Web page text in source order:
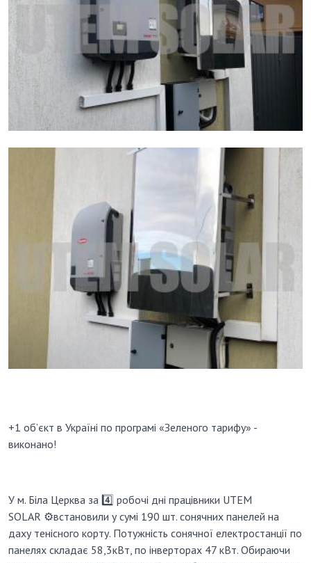
+1 об’єкт в Україні по програмі «Зеленого тарифу» -
виконано!
У м. Біла Церква за 4️⃣ робочі дні працівники UTEM
SOLAR ⚙️встановили у сумі 190 шт. сонячних панелей на
даху тенісного корту. Потужність сонячної електростанції по
панелях складає 58,3кВт, по інверторах 47 кВт. Обираючи